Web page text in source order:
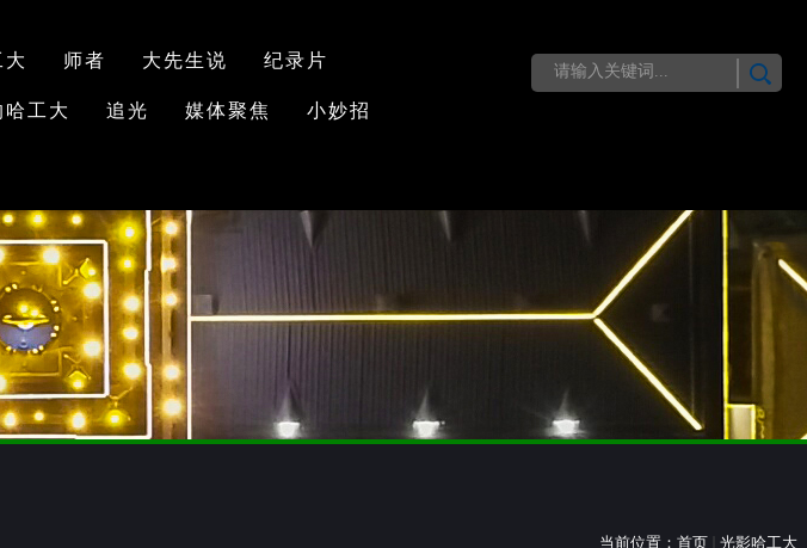
师者 大先生说 纪录片
工大 追光 媒体聚焦 小妙招
当前位置： 首页 光影哈工大